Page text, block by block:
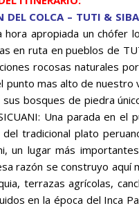
DEL COLCA – TUTI &
hora apropiada un chófer
en ruta en pueblos de
rocosas naturales
punto mas alto de nuestro
bosques de piedra
Una parada en el
tradicional plato
un lugar más
razón se construyo aquí
terrazas agrícolas,
en la época del Inca